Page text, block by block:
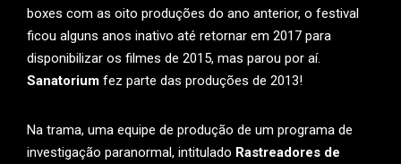
boxes com as oito produções do ano anterior, o festival
ficou alguns anos inativo até retornar em 2017 para
disponibilizar os filmes de 2015, mas parou por aí.
Sanatorium fez parte das produções de 2013!
Na trama, uma equipe de produção de um programa de
investigação paranormal, intitulado Rastreadores de